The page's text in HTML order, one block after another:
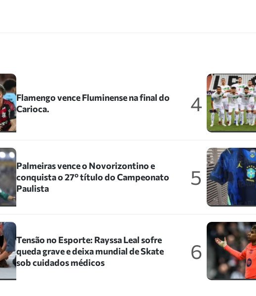
Flamengo vence Fluminense na final do
Carioca.
Palmeiras vence o Novorizontino e
conquista o 27º título do Campeonato
Paulista
Tensão no Esporte: Rayssa Leal sofre
queda grave e deixa mundial de Skate
sob cuidados médicos
4
5
6